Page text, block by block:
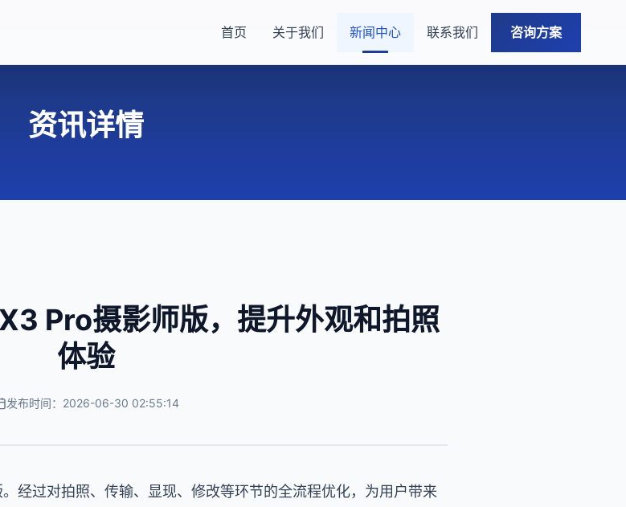
首页 关于我们 新闻中心 联系我们 咨询方案
资讯详情
Pro摄影师版，提升外观和拍照
体验
发布时间：2026-06-30 02:55:14
经过对拍照、传输、显现、修改等环节的全流程优化，为用户带来